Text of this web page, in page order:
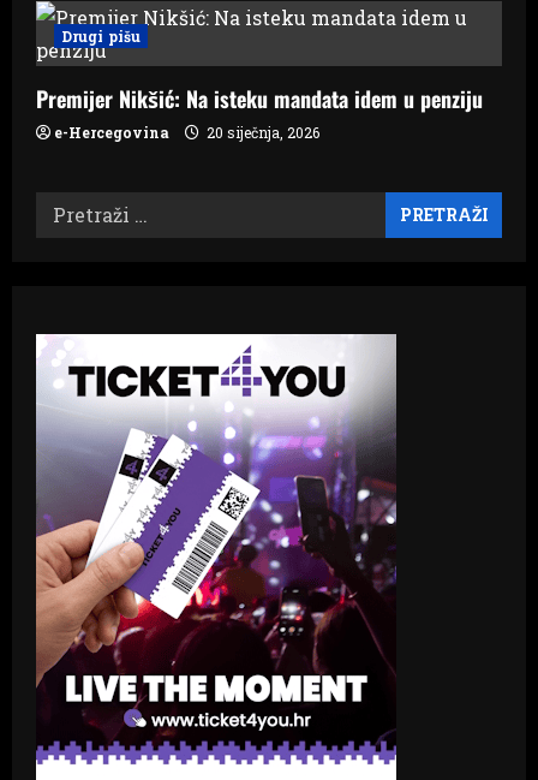
Drugi pišu
Premijer Nikšić: Na isteku mandata idem u penziju
e-Hercegovina 20 siječnja, 2026
Pretraži: